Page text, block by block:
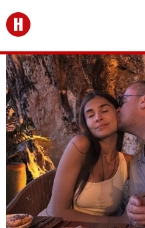
Перейти на главную